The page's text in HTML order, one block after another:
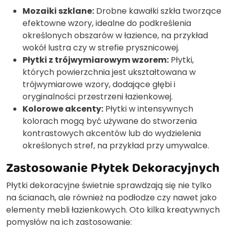
Mozaiki szklane: Drobne kawałki szkła tworzące
efektowne wzory, idealne do podkreślenia
określonych obszarów w łazience, na przykład
wokół lustra czy w strefie prysznicowej.
Płytki z trójwymiarowym wzorem: Płytki,
których powierzchnia jest ukształtowana w
trójwymiarowe wzory, dodające głębi i
oryginalności przestrzeni łazienkowej.
Kolorowe akcenty: Płytki w intensywnych
kolorach mogą być używane do stworzenia
kontrastowych akcentów lub do wydzielenia
określonych stref, na przykład przy umywalce.
Zastosowanie Płytek Dekoracyjnych
Płytki dekoracyjne świetnie sprawdzają się nie tylko
na ścianach, ale również na podłodze czy nawet jako
elementy mebli łazienkowych. Oto kilka kreatywnych
pomysłów na ich zastosowanie: